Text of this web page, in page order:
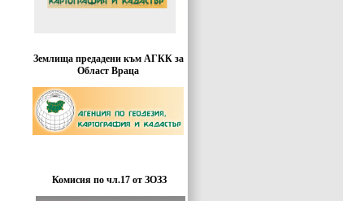
Землища предадени към АГКК за
Област Враца
Комисия по чл.17 от ЗОЗЗ